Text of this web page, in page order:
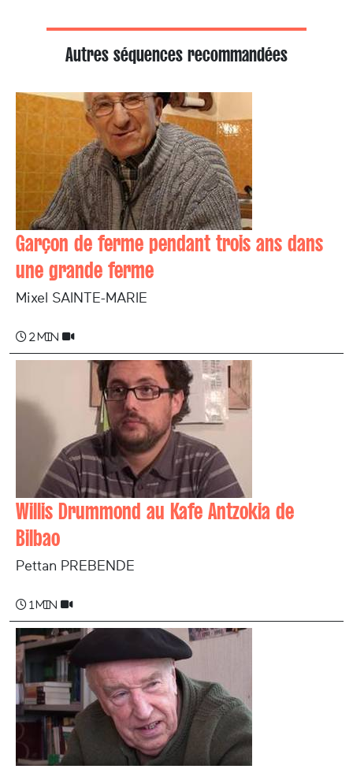
Autres séquences recommandées
Garçon de ferme pendant trois ans dans
une grande ferme
Mixel SAINTE-MARIE
2 min
Willis Drummond au Kafe Antzokia de
Bilbao
Pettan PREBENDE
1 min